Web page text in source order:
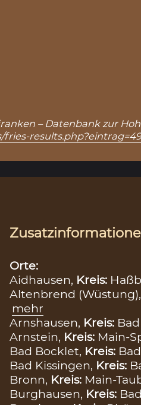
– Datenbank zur
Orte:
Aidhausen, Kreis:
Altenbrend (Wüstung),
mehr
Arnshausen, Kreis:
Arnstein, Kreis: Main-
Bad Bocklet, Kreis:
Bad Kissingen, Kreis:
Bronn, Kreis: Main-
Burghausen, Kreis: